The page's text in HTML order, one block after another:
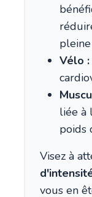
Vélo :
liée à
poids
Visez à
vous en